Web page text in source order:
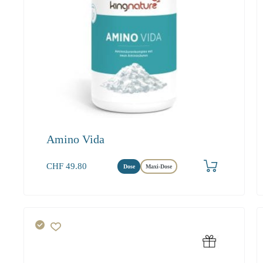
Amino Vida
CHF49.80 Dose Maxi-Dose
Produkt bestellen